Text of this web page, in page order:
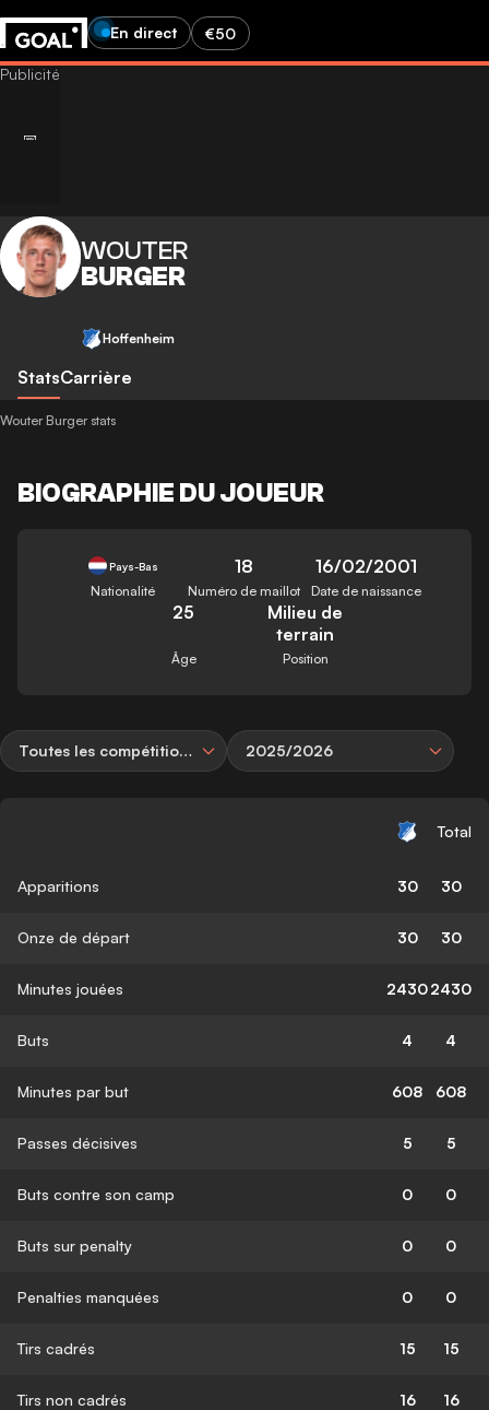
En direct €50
WOUTER
BURGER
Hoffenheim
StatsCarrière
Wouter Burger stats
BIOGRAPHIE DU JOUEUR
Pays-Bas
Nationalité
18
Numéro de maillot
16/02/2001
Date de naissance
25
Âge
Milieu de
terrain
Position
Toutes les compétitions 2025/2026
Total
Apparitions 30 30
Onze de départ 30 30
Minutes jouées 24302430
Buts 4 4
Minutes par but 608 608
Passes décisives 5 5
Buts contre son camp 0 0
Buts sur penalty 0 0
Penalties manquées 0 0
Tirs cadrés 15 15
Tirs non cadrés 16 16